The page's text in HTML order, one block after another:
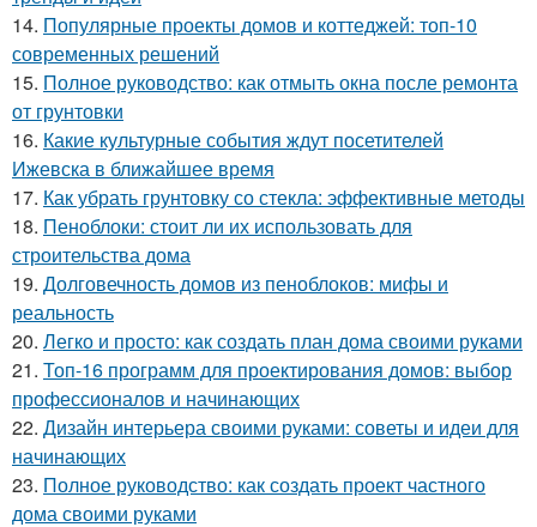
14. Популярные проекты домов и коттеджей: топ-10
современных решений
15. Полное руководство: как отмыть окна после ремонта
от грунтовки
16. Какие культурные события ждут посетителей
Ижевска в ближайшее время
17. Как убрать грунтовку со стекла: эффективные методы
18. Пеноблоки: стоит ли их использовать для
строительства дома
19. Долговечность домов из пеноблоков: мифы и
реальность
20. Легко и просто: как создать план дома своими руками
21. Топ-16 программ для проектирования домов: выбор
профессионалов и начинающих
22. Дизайн интерьера своими руками: советы и идеи для
начинающих
23. Полное руководство: как создать проект частного
дома своими руками